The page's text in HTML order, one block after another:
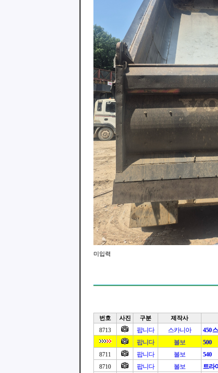
미입력
번호 사진 구분
제작사
8713
팝니다 스카니아
450
팝니다
볼보 500
8711 팝니다 볼보 540
8710 팝니다 볼보 트라